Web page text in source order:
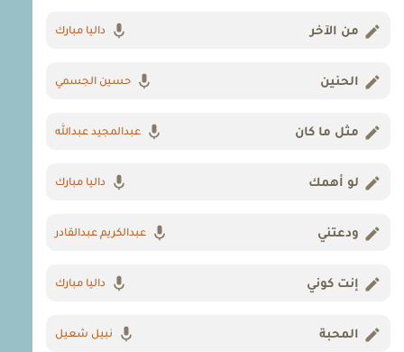
من الآخر داليا مبارك
الحنين حسين الجسمي
مثل ما كان عبدالمجيد عبدالله
لو أهمك داليا مبارك
ودعتني عبدالكريم عبدالقادر
إنت كوني داليا مبارك
المحبة نبيل شعيل